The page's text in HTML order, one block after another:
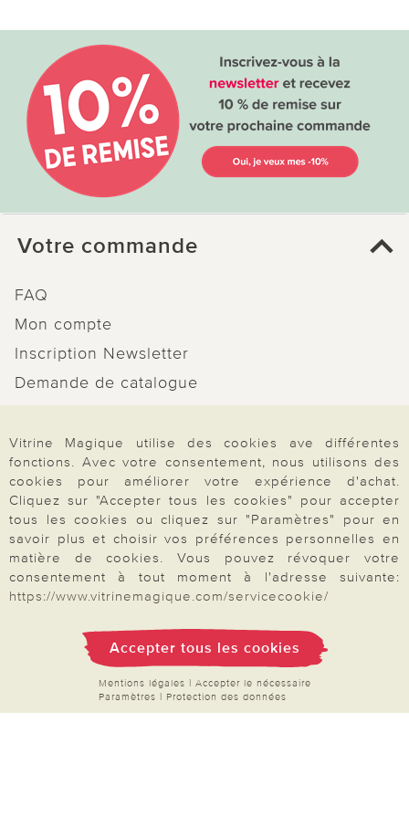
Votre commande
FAQ
Mon compte
Inscription Newsletter
Demande de catalogue
Droit de rétractation
Rétractation
Paiement & Livraison
À propos de nous
Besoin d'aide?
Vitrine Magique utilise des cookies ave différentes
fonctions. Avec votre consentement, nous utilisons des
cookies pour améliorer votre expérience d'achat.
Cliquez sur "Accepter tous les cookies" pour accepter
tous les cookies ou cliquez sur "Paramètres" pour en
savoir plus et choisir vos préférences personnelles en
matière de cookies. Vous pouvez révoquer votre
consentement à tout moment à l'adresse suivante:
https://www.vitrinemagique.com/servicecookie/
Accepter tous les cookies
Mentions légales | Accepter le nécessaire
Paramètres | Protection des données